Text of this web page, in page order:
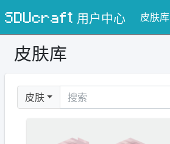
SDUcraft 用户中心 皮肤库
皮肤库
皮肤